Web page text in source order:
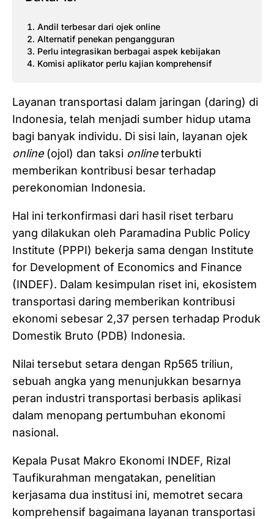
Andil terbesar dari ojek online
Alternatif penekan pengangguran
Perlu integrasikan berbagai aspek kebijakan
Komisi aplikator perlu kajian komprehensif
Layanan transportasi dalam jaringan (daring) di
Indonesia, telah menjadi sumber hidup utama
bagi banyak individu. Di sisi lain, layanan ojek
online (ojol) dan taksi onlineterbukti
memberikan kontribusi besar terhadap
perekonomian Indonesia.
Hal ini terkonfirmasi dari hasil riset terbaru
yang dilakukan oleh Paramadina Public Policy
Institute (PPPI) bekerja sama dengan Institute
for Development of Economics and Finance
(INDEF). Dalam kesimpulan riset ini, ekosistem
transportasi daring memberikan kontribusi
ekonomi sebesar 2,37 persen terhadap Produk
Domestik Bruto (PDB) Indonesia.
Nilai tersebut setara dengan Rp565 triliun,
sebuah angka yang menunjukkan besarnya
peran industri transportasi berbasis aplikasi
dalam menopang pertumbuhan ekonomi
nasional.
Kepala Pusat Makro Ekonomi INDEF, Rizal
Taufikurahman mengatakan, penelitian
kerjasama dua institusi ini, memotret secara
komprehensif bagaimana layanan transportasi